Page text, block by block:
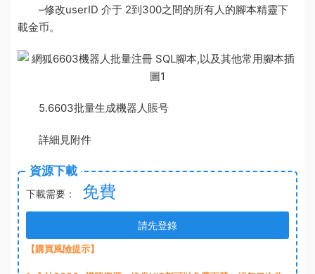
–修改userID 介于 2到300之間的所有人的腳本精靈下
載金币。
5.6603批量生成機器人賬号
詳細見附件
資源下載
下載需要： 免費
請先登錄
【購買風險提示】